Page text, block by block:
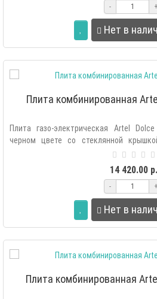
- +
Нет в
Плита комбинированная
Плита газо-электрическая Artel
черном цвете со стеклянной
14 420.00 р.
- +
Нет в
Плита комбинированная